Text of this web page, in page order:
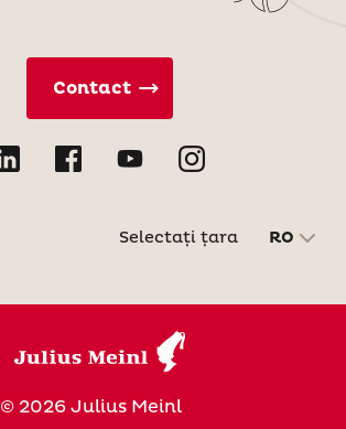
Contact
Selectați țara RO
© 2026 Julius Meinl